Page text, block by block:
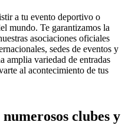
a tu evento deportivo o
mundo. Te garantizamos la
asociaciones oficiales
sedes de eventos y
amplia variedad de entradas
al acontecimiento de tus
clubes y